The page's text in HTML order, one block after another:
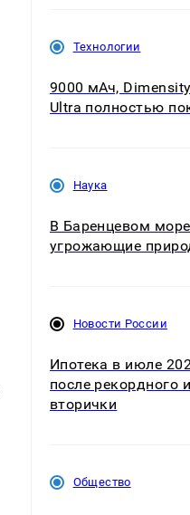
Технологии
9000 мАч,
Ultra полностью
Наука
В Баренцевом
угрожающие
Новости России
Ипотека в июле
после рекордного
вторички
Общество